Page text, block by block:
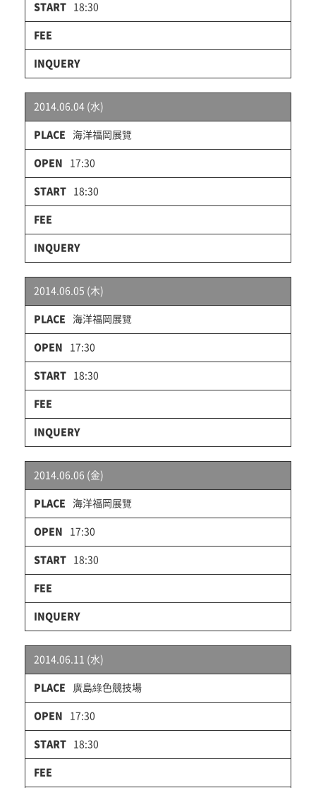
18:30
2014.06.04 (水)
海洋福岡展覽
17:30
18:30
2014.06.05 (木)
海洋福岡展覽
17:30
18:30
2014.06.06 (金)
海洋福岡展覽
17:30
18:30
2014.06.11 (水)
廣島綠色競技場
17:30
18:30